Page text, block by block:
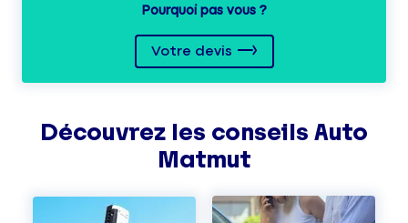
Pourquoi pas vous ?
Votre devis
Découvrez les conseils Auto
Matmut